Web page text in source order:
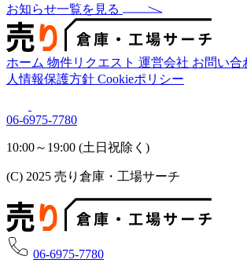
お知らせ一覧を見る
ホーム 物件リクエスト 運営会社 お問い合
人情報保護方針 Cookieポリシー
06-6975-7780
10:00～19:00 (土日祝除く)
(C) 2025 売り倉庫・工場サーチ
06-6975-7780